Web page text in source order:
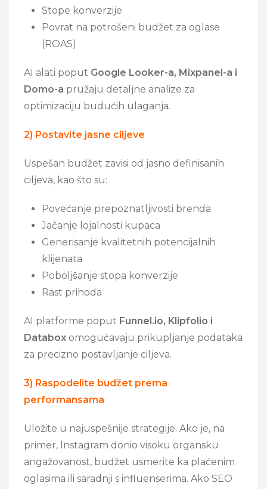
Stope konverzije
Povrat na potrošeni budžet za oglase
(ROAS)
AI alati poput Google Looker-a, Mixpanel-a i
Domo-a pružaju detaljne analize za
optimizaciju budućih ulaganja.
2) Postavite jasne ciljeve
Uspešan budžet zavisi od jasno definisanih
ciljeva, kao što su:
Povećanje prepoznatljivosti brenda
Jačanje lojalnosti kupaca
Generisanje kvalitetnih potencijalnih
klijenata
Poboljšanje stopa konverzije
Rast prihoda
AI platforme poput Funnel.io, Klipfolio i
Databox omogućavaju prikupljanje podataka
za precizno postavljanje ciljeva.
3) Raspodelite budžet prema
performansama
Uložite u najuspešnije strategije. Ako je, na
primer, Instagram donio visoku organsku
angažovanost, budžet usmerite ka plaćenim
oglasima ili saradnji s influenserima. Ako SEO